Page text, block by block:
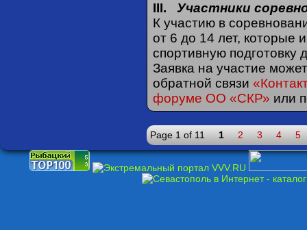
III. Участники
К участию в
от 6 до 14 лет, которые
спортивную подготовку
Заявка на участие
обратной связи
форуме ОО «СКР» или
Page 1 of 11 1 2 3 4 5